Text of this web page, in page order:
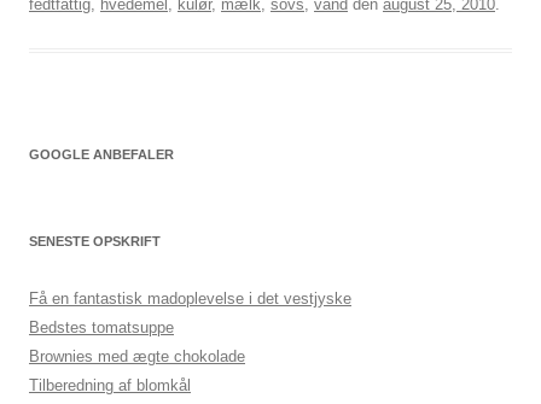
fedtfattig, hvedemel , kulør, mælk, sovs, vand den august 25, 2010.
GOOGLE ANBEFALER
SENESTE OPSKRIFT
Få en fantastisk madoplevelse i det vestjyske
Bedstes tomatsuppe
Brownies med ægte chokolade
Tilberedning af blomkål